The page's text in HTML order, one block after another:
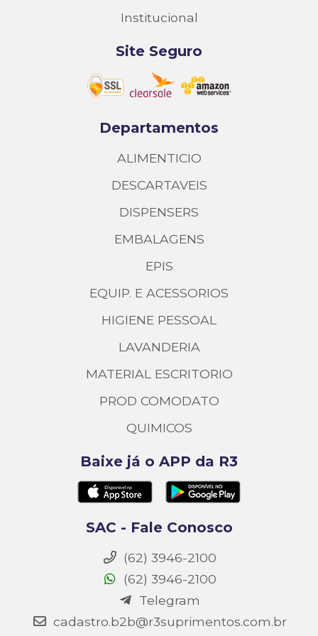
Institucional
Site Seguro
Departamentos
ALIMENTICIO
DESCARTAVEIS
DISPENSERS
EMBALAGENS
EPIS
EQUIP. E ACESSORIOS
HIGIENE PESSOAL
LAVANDERIA
MATERIAL ESCRITORIO
PROD COMODATO
QUIMICOS
Baixe já o APP da R3
SAC - Fale Conosco
(62) 3946-2100
(62) 3946-2100
Telegram
cadastro.b2b@r3suprimentos.com.br